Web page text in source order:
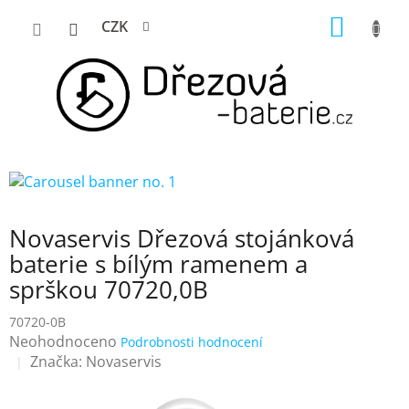
CZK
Novaservis Dřezová stojánková
baterie s bílým ramenem a
sprškou 70720,0B
70720-0B
Průměrné
hodnocení
Neohodnoceno Podrobnosti hodnocení
Značka: Novaservis